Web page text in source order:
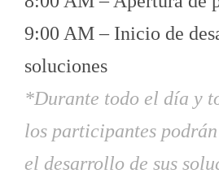
9:00 AM – Inicio de
soluciones
*Durante todo el día y
los participantes
el desarrollo de sus